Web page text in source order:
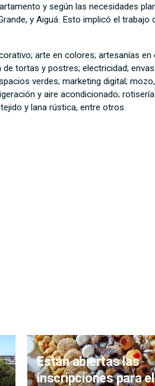
y según las necesidades
y Aiguá. Esto implicó el
arte en colores; artesanías
tortas y postres; electricidad;
verdes; marketing digital;
y aire acondicionado;
y lana rústica, entre otros.
Están abiertas las
inscripciones para el